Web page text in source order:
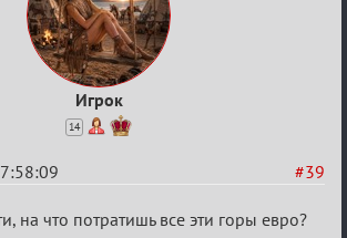
Игрок
14
#39
на что потратишь все эти горы евро?